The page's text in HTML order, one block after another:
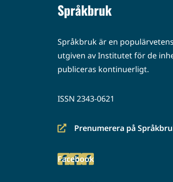
Språkbruk
Språkbruk är en
utgiven av Institutet för de
publiceras kontinuerligt.
ISSN 2343-0621
Prenumerera på
(siirryt
palveluun)
Facebook
(siirryt